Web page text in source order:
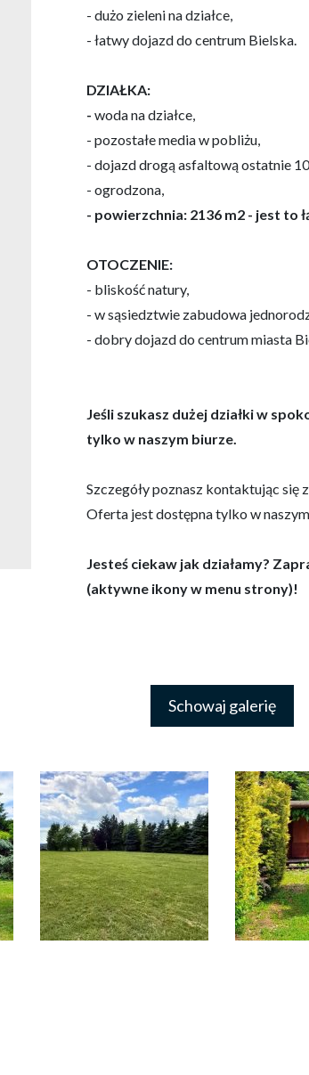
- dużo zieleni na działce,
- łatwy dojazd do centrum Bielska.
DZIAŁKA:
- woda na działce,
- pozostałe media w pobliżu,
- dojazd drogą asfaltową ostatnie
- ogrodzona,
- powierzchnia: 2136 m2 - jest to
OTOCZENIE:
- bliskość natury,
- w sąsiedztwie zabudowa
- dobry dojazd do centrum miasta
Jeśli szukasz dużej działki w
tylko w naszym biurze.
Szczegóły poznasz kontaktując
Oferta jest dostępna tylko w
Jesteś ciekaw jak działamy?
(aktywne ikony w menu strony)!
Schowaj galerię